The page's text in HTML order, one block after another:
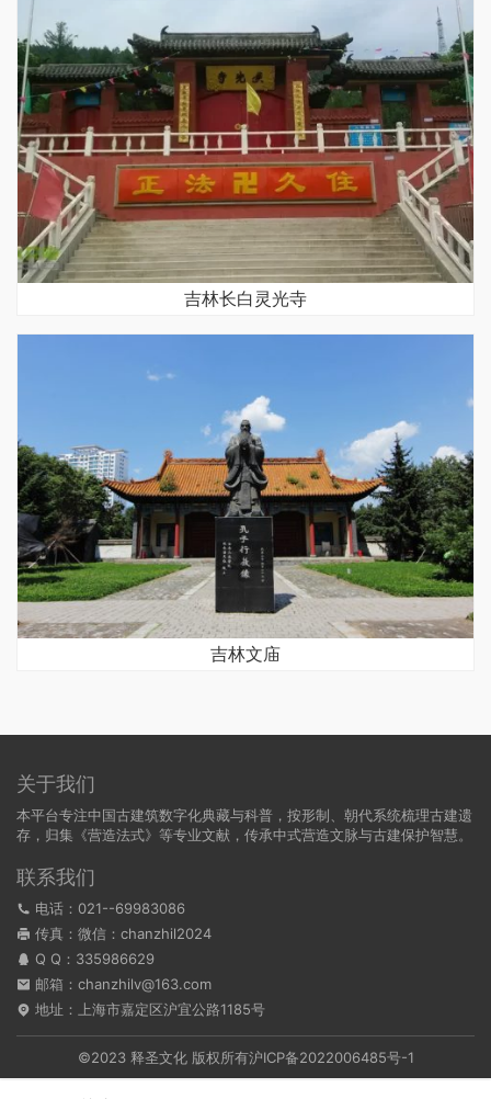
吉林长白灵光寺
吉林文庙
关于我们
本平台专注中国古建筑数字化典藏与科普，按形制、朝代系统梳理古建遗
存，归集《营造法式》等专业文献，传承中式营造文脉与古建保护智慧。
联系我们
电话：021--69983086
传真：微信：chanzhil2024
Q Q： 335986629
邮箱：chanzhilv@163.com
地址：上海市嘉定区沪宜公路1185号
©2023 释圣文化 版权所有沪ICP备2022006485号-1